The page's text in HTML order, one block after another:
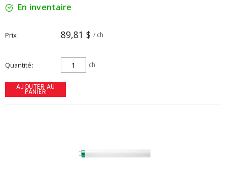
En inventaire
Prix 89,81 $ / ch
Quantité ch
AJOUTER AU
PANIER